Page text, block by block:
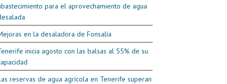
para el aprovechamiento de agua
en la desaladora de Fonsalía
inicia agosto con las balsas al 55% de su
reservas de agua agrícola en Tenerife superan